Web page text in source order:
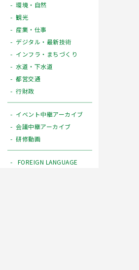
環境・自然
観光
産業・仕事
デジタル・最新技術
インフラ・まちづくり
水道・下水道
都営交通
行財政
イベント中継アーカイブ
会議中継アーカイブ
研修動画
FOREIGN LANGUAGE